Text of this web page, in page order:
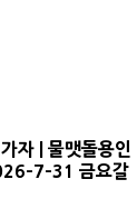
자 | 물맷돌용인
7-31 금요갈